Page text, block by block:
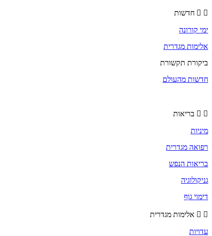
חדשות
ימי קורונה
אלימות מגדרית
ביקורת תקשורת
חדשות מהעולם
בריאות
מיניות
רפואה מגדרית
בריאות הנפש
גניקולוגיה
דימוי גוף
אלימות מגדרית
עדויות